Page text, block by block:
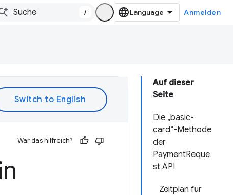
/ Anmelden
Auf dieser
Seite
Die „basic-
card“-Methode
der
PaymentReque
st API
Zeitplan für
War das hilfreich?